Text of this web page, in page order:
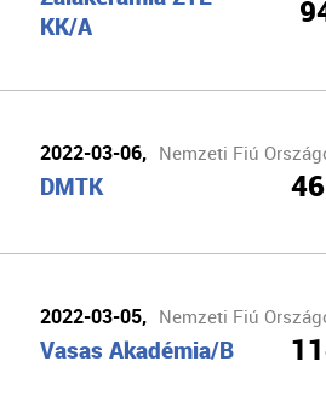
KK/A
2022-03-06, Nemzeti Fiú
DMTK
2022-03-05, Nemzeti Fiú
Vasas Akadémia/B